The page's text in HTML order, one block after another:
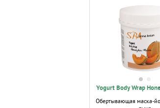
Yogurt Body Wrap
Обертывающая маска-